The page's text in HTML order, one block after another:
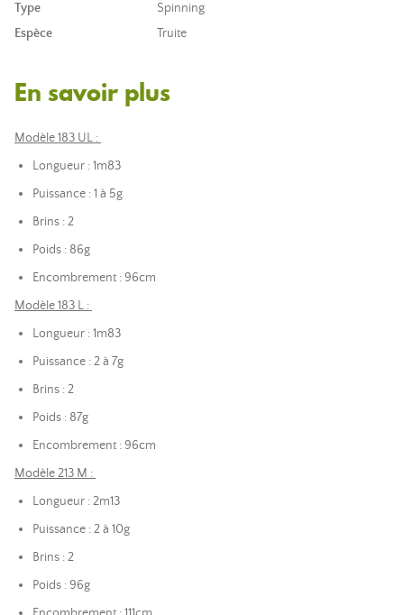
Type
Spinning
Espèce
Truite
En savoir plus
Modèle 183 UL :
Longueur : 1m83
Puissance : 1 à 5g
Brins : 2
Poids : 86g
Encombrement : 96cm
Modèle 183 L :
Longueur : 1m83
Puissance : 2 à 7g
Brins : 2
Poids : 87g
Encombrement : 96cm
Modèle 213 M :
Longueur : 2m13
Puissance : 2 à 10g
Brins : 2
Poids : 96g